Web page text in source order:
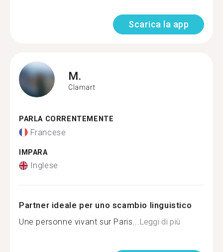
Scarica la app
M.
Clamart
PARLA CORRENTEMENTE
Francese
IMPARA
Inglese
Partner ideale per uno scambio linguistico
Une personne vivant sur Paris...Leggi di più